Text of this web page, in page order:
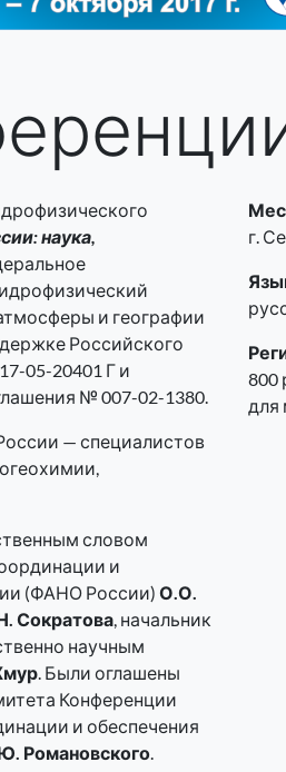
наука,
и географии
Российского
05-20401 Г и
№ 007-02-1380.
— специалистов
словом
и
(ФАНО России) О.О.
Сократова, начальник
научным
. Были оглашены
Конференции
и обеспечения
Романовского.
г.
800
для